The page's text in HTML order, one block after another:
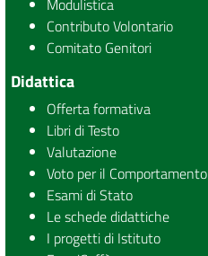
Modulistica
Contributo Volontario
Comitato Genitori
Didattica
Offerta formativa
Libri di Testo
Valutazione
Voto per il Comportamento
Esami di Stato
Le schede didattiche
I progetti di Istituto